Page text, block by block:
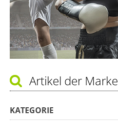
Artikel der Marke
KATEGORIE